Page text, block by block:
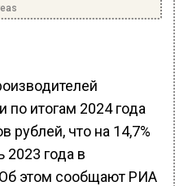
по итогам 2024 года
рублей, что на 14,7%
2023 года в
этом сообщают РИА